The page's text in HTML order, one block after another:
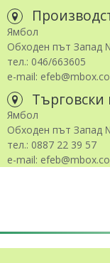
Ямбол
Обходен път Запад
тел.: 046/663605
e-mail:
Търговски
Ямбол
Обходен път Запад
тел.: 0887 22 39 57
e-mail: